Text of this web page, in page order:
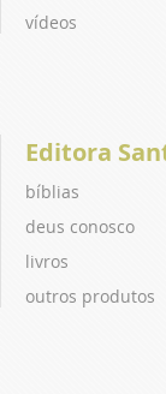
vídeos
Editora
bíblias
deus conosco
livros
outros produtos